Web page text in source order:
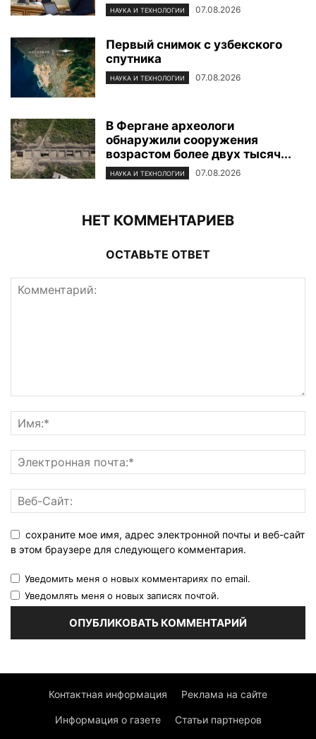
НАУКА И ТЕХНОЛОГИИ 07.08.2026
Первый снимок с узбекского
спутника
НАУКА И ТЕХНОЛОГИИ 07.08.2026
В Фергане археологи
обнаружили сооружения
возрастом более двух тысяч...
НАУКА И ТЕХНОЛОГИИ 07.08.2026
НЕТ КОММЕНТАРИЕВ
ОСТАВЬТЕ ОТВЕТ
сохраните мое имя, адрес электронной почты и веб-сайт
в этом браузере для следующего комментария.
Уведомить меня о новых комментариях по email.
Уведомлять меня о новых записях почтой.
Контактная информация Реклама на сайте
Информация о газете Статьи партнеров